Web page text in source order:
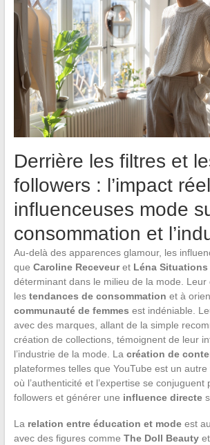
Derrière les filtres et
followers : l’impact
influenceuses mode
consommation et
Au-delà des apparences glamour, les
que Caroline Receveuret Léna Situations
déterminant dans le milieu de la mode.
les tendances de consommation et à
communauté de femmes est indéniable.
avec des marques, allant de la simple
création de collections, témoignent de leur
l’industrie de la mode. La création de
plateformes telles que YouTube est un autre
où l’authenticité et l’expertise se
followers et générer une influence directe
La relation entre éducation et modeest
avec des figures comme The Doll Beautyet